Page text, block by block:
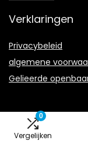
0
Vergelijken
Verklaringen
Privacybeleid
algemene
Gelieerde
2021 ©